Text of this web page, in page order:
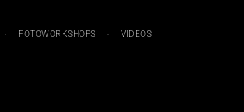
FOTOWORKSHOPS VIDEOS